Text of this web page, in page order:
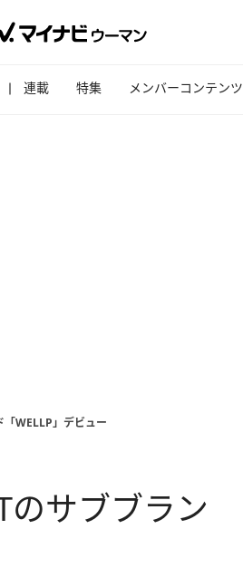
連載 特集 メンバーコンテンツ
WELLP」デビュー
のサブブラン